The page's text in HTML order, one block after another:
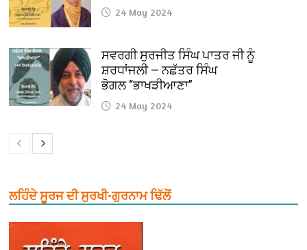
24 May 2024
ਸਵਰਗੀ ਸੁਰਜੀਤ ਸਿੰਘ ਪਾਤਰ ਜੀ ਨੂੰ
ਸ਼ਰਧਾਂਜਲੀ — ਨਛੱਤਰ ਸਿੰਘ
ਭੋਗਲ “ਭਾਖੜੀਆਣਾ”
24 May 2024
ਲਹਿੰਦੇ ਸੂਰਜ ਦੀ ਸੁਰਖੀ-ਗੁਰਨਾਮ ਢਿੱਲੋਂ